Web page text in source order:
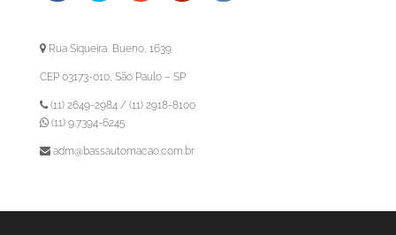
Rua Siqueira Bueno, 1639
CEP 03173-010, São Paulo – SP
(11) 2649-2984 / (11) 2918-8100
(11) 9.7394-6245
adm@bassautomacao.com.br